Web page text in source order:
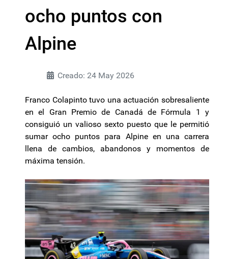
ocho puntos con
Alpine
Creado: 24 May 2026
Franco Colapinto tuvo una actuación sobresaliente
en el Gran Premio de Canadá de Fórmula 1 y
consiguió un valioso sexto puesto que le permitió
sumar ocho puntos para Alpine en una carrera
llena de cambios, abandonos y momentos de
máxima tensión.